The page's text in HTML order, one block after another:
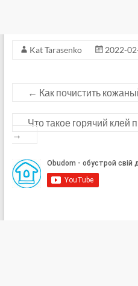
Kat Tarasenko 2022-
← Как почистить
Что такое горячий клей
→